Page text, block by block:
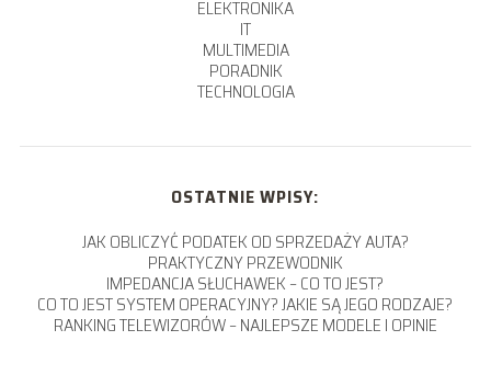
ELEKTRONIKA
IT
MULTIMEDIA
PORADNIK
TECHNOLOGIA
OSTATNIE WPISY:
JAK OBLICZYĆ PODATEK OD SPRZEDAŻY AUTA?
PRAKTYCZNY PRZEWODNIK
IMPEDANCJA SŁUCHAWEK – CO TO JEST?
CO TO JEST SYSTEM OPERACYJNY? JAKIE SĄ JEGO RODZAJE?
RANKING TELEWIZORÓW – NAJLEPSZE MODELE I OPINIE